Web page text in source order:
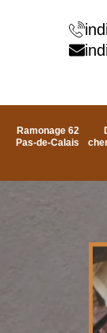
Ramonage 62
Pas-de-Calais